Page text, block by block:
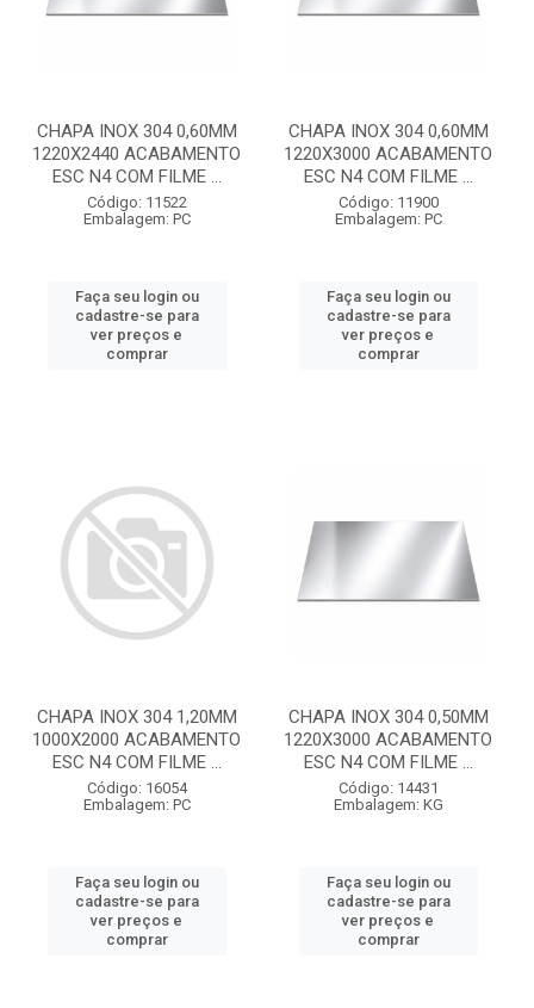
CHAPA INOX 304 0,60MM
1220X2440 ACABAMENTO
ESC N4 COM FILME ...
Código: 11522
Embalagem: PC
Faça seu login ou
cadastre-se para
ver preços e
comprar
CHAPA INOX 304 0,60MM
1220X3000 ACABAMENTO
ESC N4 COM FILME ...
Código: 11900
Embalagem: PC
Faça seu login ou
cadastre-se para
ver preços e
comprar
CHAPA INOX 304 1,20MM
1000X2000 ACABAMENTO
ESC N4 COM FILME ...
Código: 16054
Embalagem: PC
Faça seu login ou
cadastre-se para
ver preços e
comprar
CHAPA INOX 304 0,50MM
1220X3000 ACABAMENTO
ESC N4 COM FILME ...
Código: 14431
Embalagem: KG
Faça seu login ou
cadastre-se para
ver preços e
comprar